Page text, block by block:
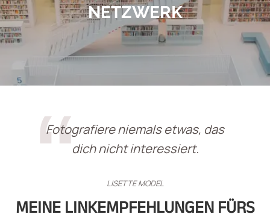
NETZWERK
Fotografiere niemals etwas, das
dich nicht interessiert.
LISETTE MODEL
MEINE LINKEMPFEHLUNGEN FÜRS